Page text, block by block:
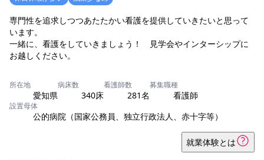
専門性を追求しつつあたたかい看護を提供していきたいと思って
います。
一緒に、看護をしていきましょう！ 見学会やインターシップに
お越しください。
所在地
愛知県
病床数
340床
看護師数
281名
募集職種
看護師
設置母体
公的病院（国家公務員、独立行政法人、赤十字等）
就業体験とは